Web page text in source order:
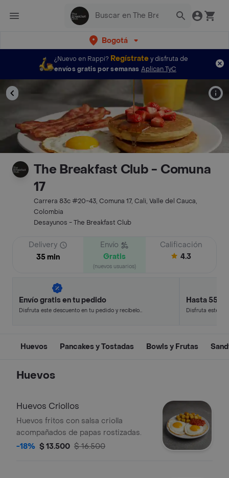
Bogotá
¿Nuevo en Rappi? Regístratey disfruta de
envíos gratis por semanas Aplican TyC
The Breakfast Club - Comuna
17
Carrera 83c #20-43, Comuna 17, Cali, Valle del Cauca,
Colombia
Desayunos - The Breakfast Club
Delivery
35 min
Envío
Gratis
(nuevos usuarios)
Calificación
4.3
Envío gratis en tu pedido
Disfruta este descuento en tu pedido y recíbelo
Hasta 55%
Disfruta este
Huevos Pancakes y Tostadas Bowls y Frutas
Huevos
Huevos Criollos
Huevos fritos con salsa criolla
acompañados de papas rostizadas.
-18% $ 13.500 $ 16.500